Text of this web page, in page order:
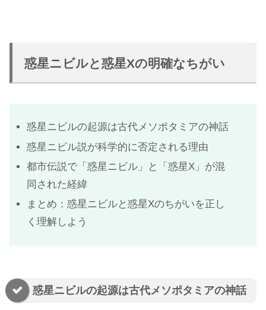
惑星ニビルと惑星Xの明確なちがい
惑星ニビルの起源は古代メソポタミアの神話
惑星ニビル説が科学的に否定される理由
都市伝説で「惑星ニビル」と「惑星X」が混
同された経緯
まとめ：惑星ニビルと惑星Xのちがいを正し
く理解しよう
惑星ニビルの起源は古代メソポタミアの神話